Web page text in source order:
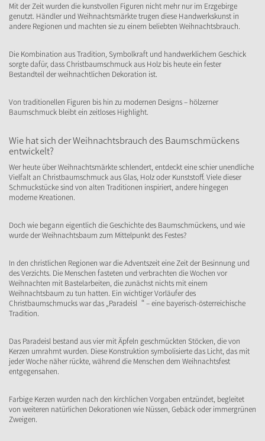
Mit der Zeit wurden die kunstvollen Figuren nicht mehr nur im Erzgebirge
genutzt. Händler und Weihnachtsmärkte trugen diese Handwerkskunst in
andere Regionen und machten sie zu einem beliebten Weihnachtsbrauch.
Die Kombination aus Tradition, Symbolkraft und handwerklichem Geschick
sorgte dafür, dass Christbaumschmuck aus Holz bis heute ein fester
Bestandteil der weihnachtlichen Dekoration ist.
Von traditionellen Figuren bis hin zu modernen Designs – hölzerner
Baumschmuck bleibt ein zeitloses Highlight.
Wie hat sich der Weihnachtsbrauch des Baumschmückens
entwickelt?
Wer heute über Weihnachtsmärkte schlendert, entdeckt eine schier unendliche
Vielfalt an Christbaumschmuck aus Glas, Holz oder Kunststoff. Viele dieser
Schmuckstücke sind von alten Traditionen inspiriert, andere hingegen
moderne Kreationen.
Doch wie begann eigentlich die Geschichte des Baumschmückens, und wie
wurde der Weihnachtsbaum zum Mittelpunkt des Festes?
In den christlichen Regionen war die Adventszeit eine Zeit der Besinnung und
des Verzichts. Die Menschen fasteten und verbrachten die Wochen vor
Weihnachten mit Bastelarbeiten, die zunächst nichts mit einem
Weihnachtsbaum zu tun hatten. Ein wichtiger Vorläufer des
Christbaumschmucks war das „Paradeisl“ – eine bayerisch-österreichische
Tradition.
Das Paradeisl bestand aus vier mit Äpfeln geschmückten Stöcken, die von
Kerzen umrahmt wurden. Diese Konstruktion symbolisierte das Licht, das mit
jeder Woche näher rückte, während die Menschen dem Weihnachtsfest
entgegensahen.
Farbige Kerzen wurden nach den kirchlichen Vorgaben entzündet, begleitet
von weiteren natürlichen Dekorationen wie Nüssen, Gebäck oder immergrünen
Zweigen.